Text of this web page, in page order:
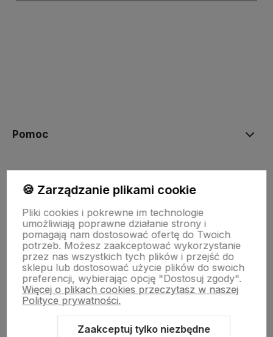
Pomoc
Płatności i dostawa
Informacje
O nas
🍪 Zarządzanie plikami cookie
Pliki cookies i pokrewne im technologie
umożliwiają poprawne działanie strony i
pomagają nam dostosować ofertę do Twoich
potrzeb. Możesz zaakceptować wykorzystanie
przez nas wszystkich tych plików i przejść do
sklepu lub dostosować użycie plików do swoich
preferencji, wybierając opcję "Dostosuj zgody".
Więcej o plikach cookies przeczytasz w naszej
Polityce prywatności.
Zaakceptuj tylko niezbędne